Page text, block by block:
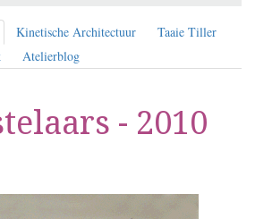
Kinetische Architectuur
Taaie Tiller
Atelierblog
- 2010